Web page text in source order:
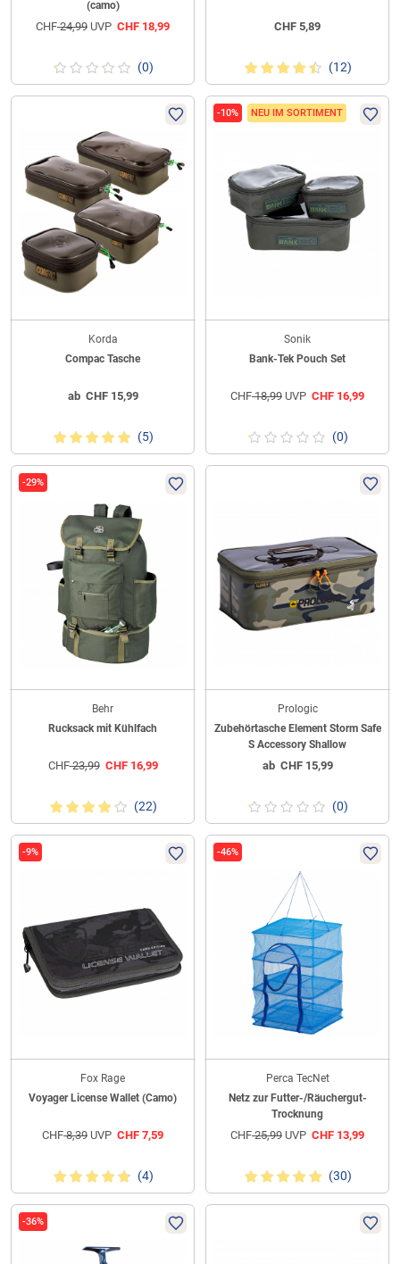
(camo)
CHF24,99 UVP CHF 18,99
(0)
CHF 5,89
(12)
Korda
Compac Tasche
ab CHF15,99
(5)
-10% NEU IM SORTIMENT
Sonik
Bank-Tek Pouch Set
CHF18,99 UVP CHF 16,99
(0)
-29%
Behr
Rucksack mit Kühlfach
CHF23,99 CHF16,99
(22)
Prologic
Zubehörtasche Element Storm Safe
S Accessory Shallow
ab CHF15,99
(0)
-9%
Fox Rage
Voyager License Wallet (Camo)
CHF8,39 UVP CHF 7,59
(4)
-46%
Perca TecNet
Netz zur Futter-/Räuchergut-
Trocknung
CHF25,99 UVP CHF 13,99
(30)
-36%